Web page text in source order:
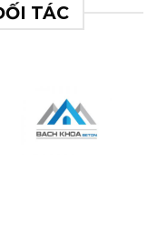
TÁC